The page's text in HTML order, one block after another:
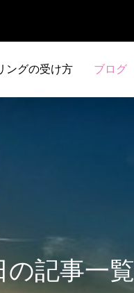
ングの受け方 ブログ
の記事一覧